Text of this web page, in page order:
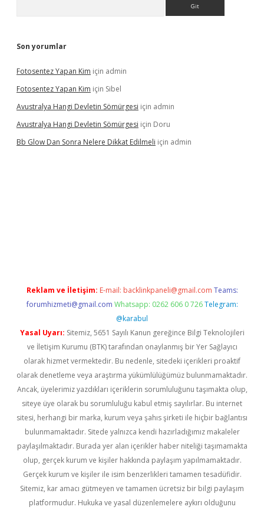
Son yorumlar
Fotosentez Yapan Kim için admin
Fotosentez Yapan Kim için Sibel
Avustralya Hangi Devletin Sömürgesi için admin
Avustralya Hangi Devletin Sömürgesi için Doru
Bb Glow Dan Sonra Nelere Dikkat Edilmeli için admin
Reklam ve İletişim: E-mail: backlinkpaneli@gmail.com Teams:
forumhizmeti@gmail.com Whatsapp: 0262 606 0 726 Telegram:
@karabul
Yasal Uyarı: Sitemiz, 5651 Sayılı Kanun gereğince Bilgi Teknolojileri
ve İletişim Kurumu (BTK) tarafından onaylanmış bir Yer Sağlayıcı
olarak hizmet vermektedir. Bu nedenle, sitedeki içerikleri proaktif
olarak denetleme veya araştırma yükümlülüğümüz bulunmamaktadır.
Ancak, üyelerimiz yazdıkları içeriklerin sorumluluğunu taşımakta olup,
siteye üye olarak bu sorumluluğu kabul etmiş sayılırlar. Bu internet
sitesi, herhangi bir marka, kurum veya şahıs şirketi ile hiçbir bağlantısı
bulunmamaktadır. Sitede yalnızca kendi hazırladığımız makaleler
paylaşılmaktadır. Burada yer alan içerikler haber niteliği taşımamakta
olup, gerçek kurum ve kişiler hakkında paylaşım yapılmamaktadır.
Gerçek kurum ve kişiler ile isim benzerlikleri tamamen tesadüfidir.
Sitemiz, kar amacı gütmeyen ve tamamen ücretsiz bir bilgi paylaşım
platformudur. Hukuka ve yasal düzenlemelere aykırı olduğunu